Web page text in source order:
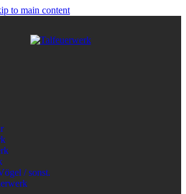
to main content
/ sonst.